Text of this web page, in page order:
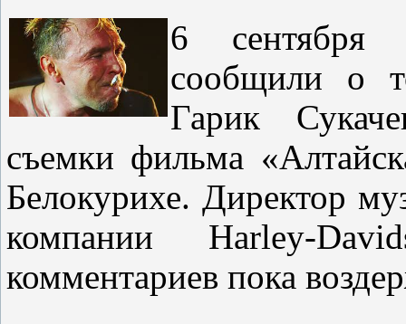
6 сентября
сообщили о
Гарик
съемки фильма
Белокурихе. Директор
компании Harley-
комментариев пока